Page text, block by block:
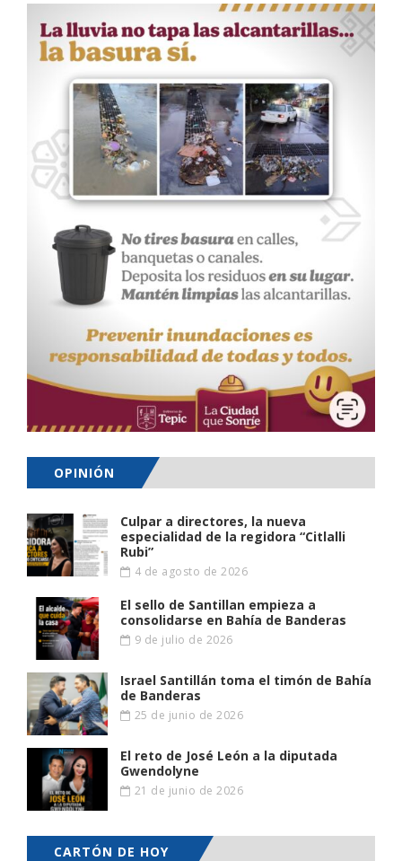
OPINIÓN
Culpar a directores, la nueva
especialidad de la regidora “Citlalli
Rubi”
4 de agosto de 2026
El sello de Santillan empieza a
consolidarse en Bahía de Banderas
9 de julio de 2026
Israel Santillán toma el timón de Bahía
de Banderas
25 de junio de 2026
El reto de José León a la diputada
Gwendolyne
21 de junio de 2026
CARTÓN DE HOY